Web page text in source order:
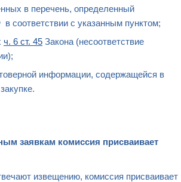
в перечень, определенный
соответствии с указанным пунктом;
ч. 6 ст. 45 Закона (несоответствие
информации, содержащейся в
заявкам комиссия присваивает
извещению, комиссия присваивает